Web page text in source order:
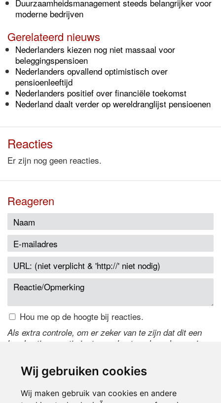
Wij gebruiken cookies
Wij maken gebruik van cookies en andere
Duurzaamheidsmanagement steeds belangrijker voor
moderne bedrijven
Gerelateerd nieuws
Nederlanders kiezen nog niet massaal voor
beleggingspensioen
Nederlanders opvallend optimistisch over
pensioenleeftijd
Nederlanders positief over financiële toekomst
Nederland daalt verder op wereldranglijst pensioenen
Reacties
Er zijn nog geen reacties.
Reageren
Hou me op de hoogte bij reacties.
Als extra controle, om er zeker van te zijn dat dit een
handmatige reactie is, typ onderstaande code over in
de code te wijzigen.